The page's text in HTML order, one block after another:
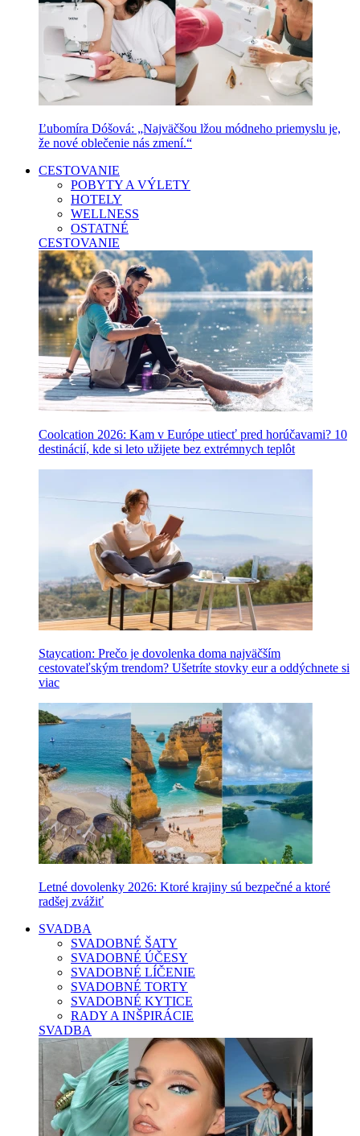
Ľubomíra Dóšová: „Najväčšou lžou módneho priemyslu je,
že nové oblečenie nás zmení.“
CESTOVANIE
POBYTY A VÝLETY
HOTELY
WELLNESS
OSTATNÉ
CESTOVANIE
Coolcation 2026: Kam v Európe utiecť pred horúčavami? 10
destinácií, kde si leto užijete bez extrémnych teplôt
Staycation: Prečo je dovolenka doma najväčším
cestovateľským trendom? Ušetríte stovky eur a oddýchnete si
viac
Letné dovolenky 2026: Ktoré krajiny sú bezpečné a ktoré
radšej zvážiť
SVADBA
SVADOBNÉ ŠATY
SVADOBNÉ ÚČESY
SVADOBNÉ LÍČENIE
SVADOBNÉ TORTY
SVADOBNÉ KYTICE
RADY A INŠPIRÁCIE
SVADBA